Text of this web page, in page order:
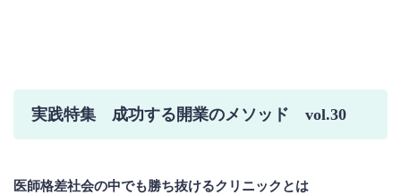
実践特集 成功する開業のメソッド vol.30
医師格差社会の中でも勝ち抜けるクリニックとは